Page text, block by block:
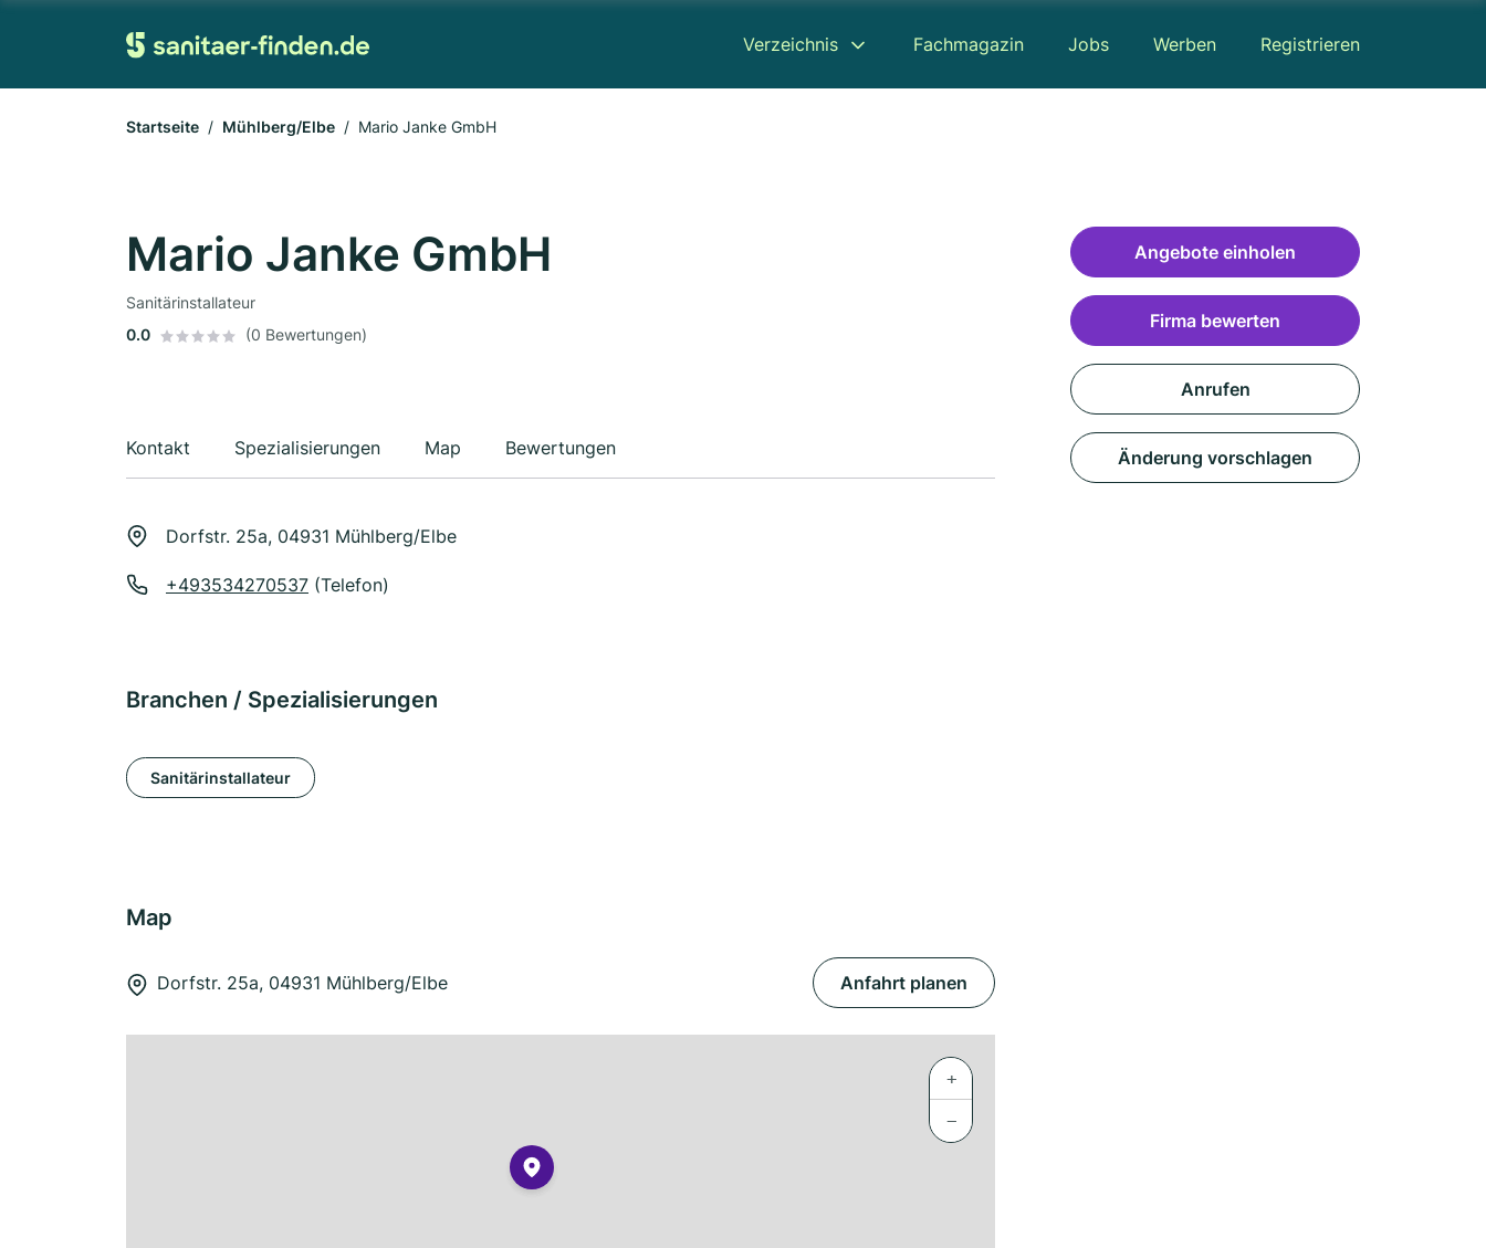
Verzeichnis Fachmagazin Jobs Werben Registrieren
Startseite Mühlberg/Elbe Mario Janke GmbH
Mario Janke GmbH
Sanitärinstallateur
0.0
(0 Bewertungen)
Kontakt Spezialisierungen Map Bewertungen
Dorfstr. 25a, 04931 Mühlberg/Elbe
+493534270537 (Telefon)
Branchen / Spezialisierungen
Sanitärinstallateur
Map
Dorfstr. 25a, 04931 Mühlberg/Elbe Anfahrt planen
+
−
Angebote einholen
Firma bewerten
Anrufen
Änderung vorschlagen